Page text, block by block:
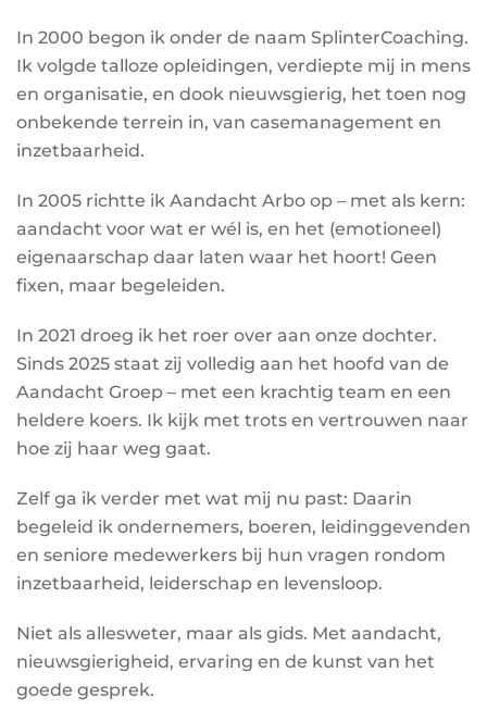
In 2000 begon ik onder de naam SplinterCoaching.
Ik volgde talloze opleidingen, verdiepte mij in mens
en organisatie, en dook nieuwsgierig, het toen nog
onbekende terrein in, van casemanagement en
inzetbaarheid.
In 2005 richtte ik Aandacht Arbo op – met als kern:
aandacht voor wat er wél is, en het (emotioneel)
eigenaarschap daar laten waar het hoort! Geen
fixen, maar begeleiden.
In 2021 droeg ik het roer over aan onze dochter.
Sinds 2025 staat zij volledig aan het hoofd van de
Aandacht Groep – met een krachtig team en een
heldere koers. Ik kijk met trots en vertrouwen naar
hoe zij haar weg gaat.
Zelf ga ik verder met wat mij nu past: Daarin
begeleid ik ondernemers, boeren, leidinggevenden
en seniore medewerkers bij hun vragen rondom
inzetbaarheid, leiderschap en levensloop.
Niet als allesweter, maar als gids. Met aandacht,
nieuwsgierigheid, ervaring en de kunst van het
goede gesprek.